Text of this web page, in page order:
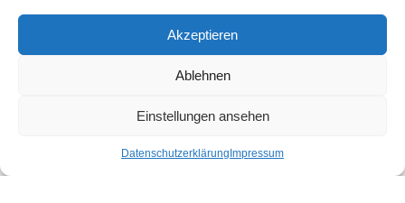
Akzeptieren
Ablehnen
Einstellungen ansehen
Datenschutzerklärung Impressum
43Leserstimmen